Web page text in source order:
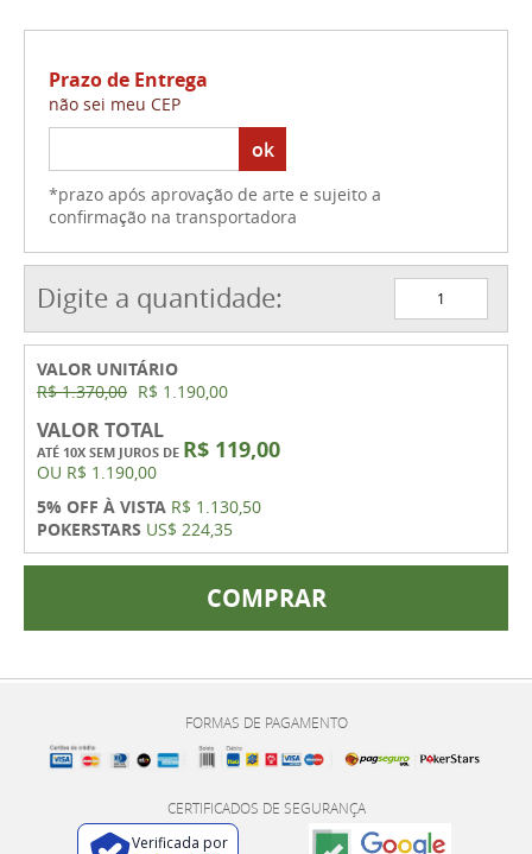
Prazo de Entrega
não sei meu CEP
ok
*prazo após aprovação de arte e sujeito a
confirmação na transportadora
Digite a quantidade:
VALOR UNITÁRIO
R$ 1.370,00 R$ 1.190,00
VALOR TOTAL
ATÉ 10X SEM JUROS DE R$ 119,00
OU R$ 1.190,00
5% OFF À VISTA R$ 1.130,50
POKERSTARS US$ 224,35
COMPRAR
FORMAS DE PAGAMENTO
CERTIFICADOS DE SEGURANÇA
Verificada por